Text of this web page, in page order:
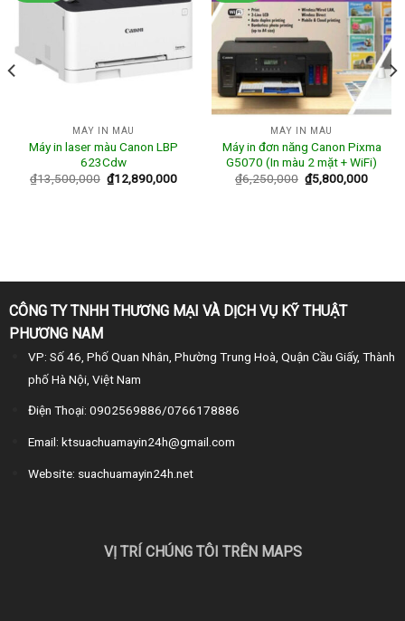
MÁY IN MÀU
Máy in laser màu Canon LBP
623Cdw
₫13,500,000 ₫12,890,000
MÁY IN MÀU
Máy in đơn năng Canon Pixma
G5070 (In màu 2 mặt + WiFi)
₫6,250,000 ₫5,800,000
CÔNG TY TNHH THƯƠNG MẠI VÀ DỊCH VỤ KỸ THUẬT
PHƯƠNG NAM
VP: Số 46, Phố Quan Nhân, Phường Trung Hoà, Quận Cầu Giấy, Thành
phố Hà Nội, Việt Nam
Điện Thoại: 0902569886/0766178886
Email: ktsuachuamayin24h@gmail.com
Website: suachuamayin24h.net
VỊ TRÍ CHÚNG TÔI TRÊN MAPS